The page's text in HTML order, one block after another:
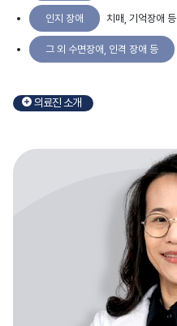
인지 장애 치매, 기억장애 등
그 외 수면장애, 인격 장애 등
의료진 소개